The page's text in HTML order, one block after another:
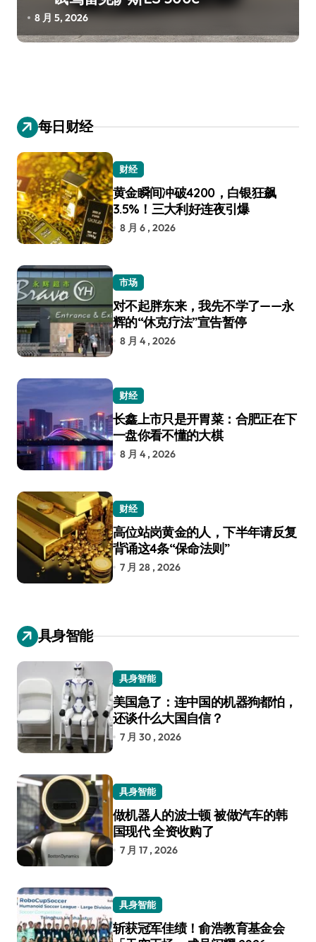
8 月 5, 2026
每日财经
财经
黄金瞬间冲破4200，白银狂飙
3.5%！三大利好连夜引爆
8 月 6 , 2026
市场
对不起胖东来，我先不学了——永
辉的“休克疗法”宣告暂停
8 月 4 , 2026
财经
长鑫上市只是开胃菜：合肥正在下
一盘你看不懂的大棋
8 月 4 , 2026
财经
高位站岗黄金的人，下半年请反复
背诵这4条“保命法则”
7 月 28 , 2026
具身智能
具身智能
美国急了：连中国的机器狗都怕，
还谈什么大国自信？
7 月 30 , 2026
具身智能
做机器人的波士顿 被做汽车的韩
国现代 全资收购了
7 月 17 , 2026
具身智能
斩获冠军佳绩！俞浩教育基金会